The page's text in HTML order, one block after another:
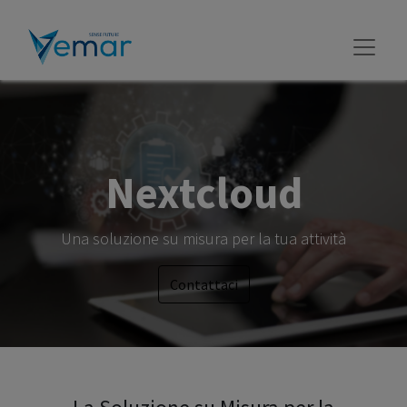
Nextcloud
Una soluzione su misura per la tua attività
Contattaci